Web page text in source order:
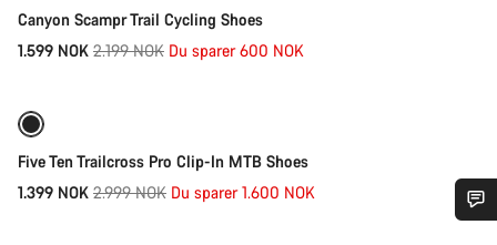
Canyon Scampr Trail Cycling Shoes
1.599 NOK Opprinnelig
2.199 NOK Du sparer 600 NOK
Hurtigvalg
Five Ten Trailcross Pro Clip-In MTB Shoes
1.399 NOK Opprinnelig
2.999 NOK Du sparer 1.600 NOK
Hurtigvalg